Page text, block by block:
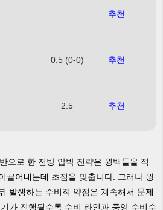
추천
0.5 (0-0) 추천
2.5 추천
으로 한 전방 압박 전략은 윙백들을 적
끌어내는데 초점을 맞춥니다. 그러나 윙
발생하는 수비적 약점은 계속해서 문제
가 진행될수록 수비 라인과 중앙 수비수